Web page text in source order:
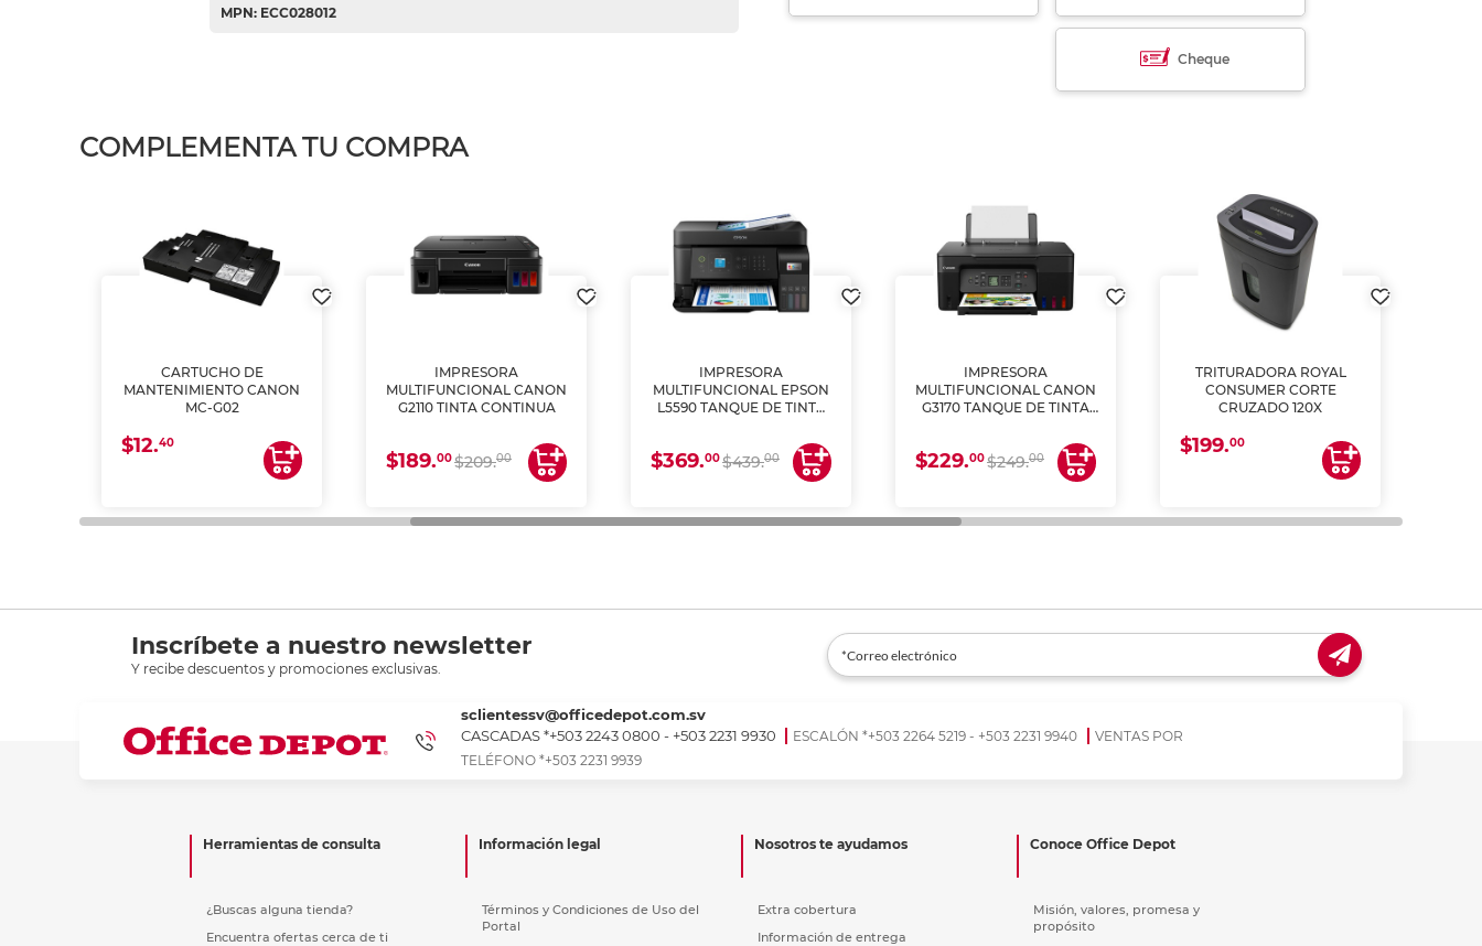
MPN: ECC028012
Cheque
COMPLEMENTA TU COMPRA
CARTUCHO DE
MANTENIMIENTO CANON
MC-G02
$12.40
IMPRESORA
MULTIFUNCIONAL CANON
G2110 TINTA CONTINUA
$189.00$209.00
IMPRESORA
MULTIFUNCIONAL EPSON
L5590 TANQUE DE TINTA
$369.00$439.00
IMPRESORA
MULTIFUNCIONAL CANON
G3170 TANQUE DE TINTA
$229.00$249.00
TRITURADORA ROYAL
CONSUMER CORTE
CRUZADO 120X
$199.00
Inscríbete a nuestro newsletter
Y recibe descuentos y promociones exclusivas.
sclientessv@officedepot.com.sv
CASCADAS *+503 2243 0800 - +503 2231 9930
ESCALÓN *+503 2264 5219 - +503 2231 9940
VENTAS POR
TELÉFONO *+503 2231 9939
Herramientas de consulta
¿Buscas alguna tienda?
Encuentra ofertas cerca de ti
Información legal
Términos y Condiciones de Uso del
Portal
Nosotros te ayudamos
Extra cobertura
Información de entrega
Conoce Office Depot
Misión, valores, promesa y
propósito